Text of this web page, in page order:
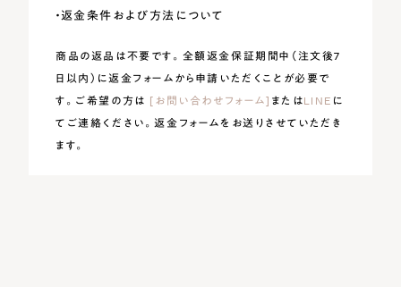
・返金条件および方法について
商品の返品は不要です。全額返金保証期間中（注文後7
日以内）に返金フォームから申請いただくことが必要で
す。ご希望の方は [お問い合わせフォーム] またはLINE に
てご連絡ください。返金フォームをお送りさせていただき
ます。